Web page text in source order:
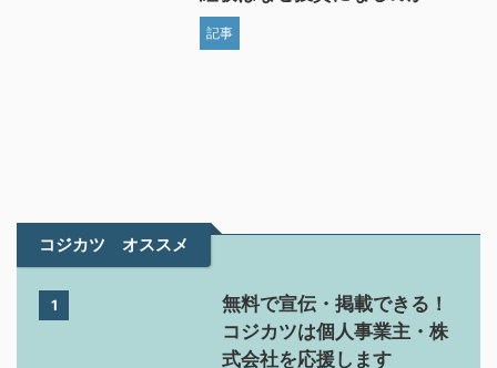
記事
コジカツ オススメ
1
無料で宣伝・掲載できる！
コジカツは個人事業主・株
式会社を応援します